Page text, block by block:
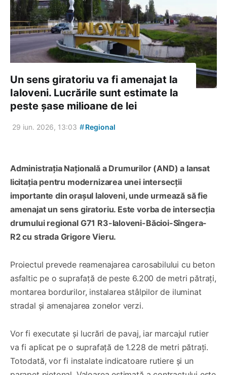
Un sens giratoriu va fi amenajat la
Ialoveni. Lucrările sunt estimate la
peste șase milioane de lei
29 iun. 2026, 13:03 #Regional
Administrația Națională a Drumurilor (AND) a lansat
licitația pentru modernizarea unei intersecții
importante din orașul Ialoveni, unde urmează să fie
amenajat un sens giratoriu. Este vorba de intersecția
drumului regional G71 R3-Ialoveni-Băcioi-Sîngera-
R2 cu strada Grigore Vieru.
Proiectul prevede reamenajarea carosabilului cu beton
asfaltic pe o suprafață de peste 6.200 de metri pătrați,
montarea bordurilor, instalarea stâlpilor de iluminat
stradal și amenajarea zonelor verzi.
Vor fi executate și lucrări de pavaj, iar marcajul rutier
va fi aplicat pe o suprafață de 1.228 de metri pătrați.
Totodată, vor fi instalate indicatoare rutiere și un